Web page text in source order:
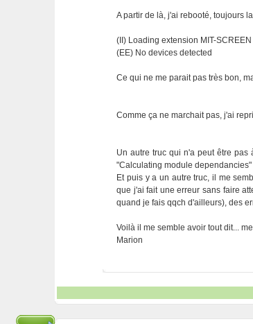
A partir de là, j'ai rebooté, toujours
(II) Loading extension MIT-SCREEN
(EE) No devices detected
Ce qui ne me parait pas très bon,
Comme ça ne marchait pas, j'ai
Un autre truc qui n'a peut être
"Calculating module
Et puis y a un autre truc, il me
que j'ai fait une erreur sans faire
quand je fais qqch d'ailleurs), des
Voilà il me semble avoir tout dit...
Marion